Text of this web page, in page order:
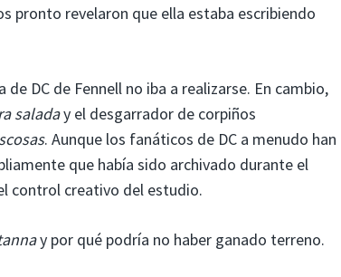
pronto revelaron que ella estaba escribiendo
DC de Fennell no iba a realizarse. En cambio,
saladay el desgarrador de corpiños
. Aunque los fanáticos de DC a menudo han
que había sido archivado durante el
control creativo del estudio.
y por qué podría no haber ganado terreno.